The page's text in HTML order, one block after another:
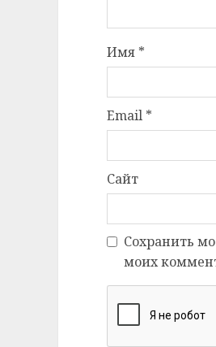
Имя *
Email *
Сайт
Сохранить
моих